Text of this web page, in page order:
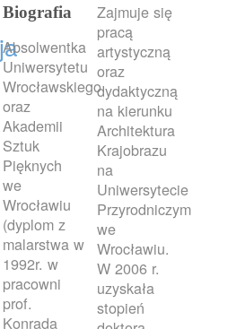
Biografia
Absolwentka
Uniwersytetu
Wrocławskiego
oraz
Akademii
Sztuk
Pięknych
we
Wrocławiu
(dyplom z
malarstwa w
1992r. w
pracowni
prof.
Konrada
Zajmuje się
pracą
artystyczną
oraz
dydaktyczną
na kierunku
Architektura
Krajobrazu
na
Uniwersytecie
Przyrodniczym
we
Wrocławiu.
W 2006 r.
uzyskała
stopień